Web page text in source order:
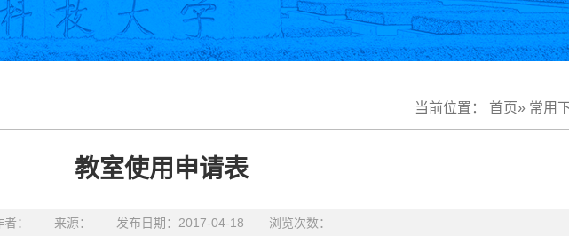
当前位置： 首页» 常用
教室使用申请表
者： 来源： 发布日期：2017-04-18 浏览次数：